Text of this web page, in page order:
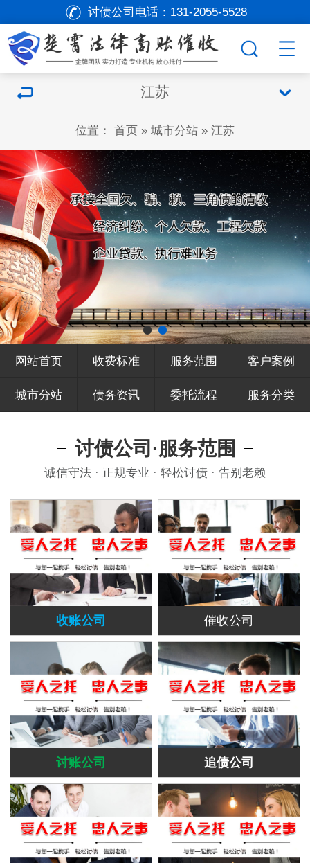
讨债公司电话： 131-2055-5528
江苏
位置： 首页 » 城市分站 » 江苏
网站首页 收费标准 服务范围 客户案例
城市分站 债务资讯 委托流程 服务分类
讨债公司·服务范围
诚信守法 · 正规专业 · 轻松讨债 · 告别老赖
收账公司 催收公司
讨账公司 追债公司